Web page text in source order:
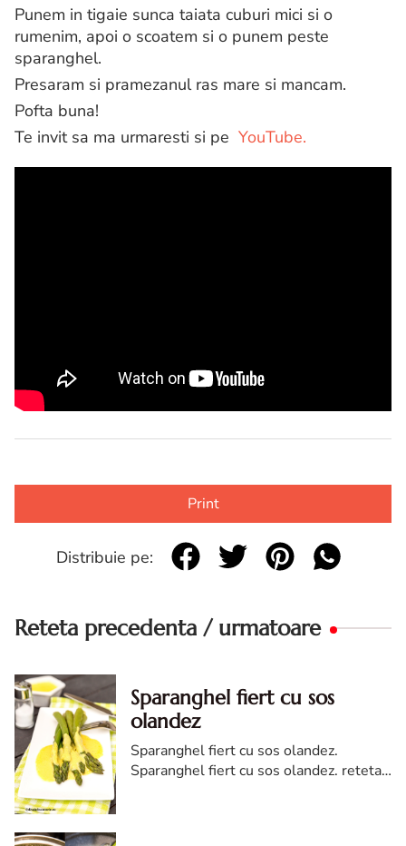
Punem in tigaie sunca taiata cuburi mici si o
rumenim, apoi o scoatem si o punem peste
sparanghel.
Presaram si pramezanul ras mare si mancam.
Pofta buna!
Te invit sa ma urmaresti si pe YouTube.
Print
Distribuie pe:
Reteta precedenta / urmatoare
Sparanghel fiert cu sos
olandez
Sparanghel fiert cu sos olandez.
Sparanghel fiert cu sos olandez. reteta